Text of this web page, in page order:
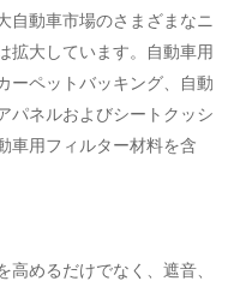
自動車市場のさまざまなニ
拡大しています。自動車用
ーペットバッキング、自動
パネルおよびシートクッシ
車用フィルター材料を含
めるだけでなく、遮音、